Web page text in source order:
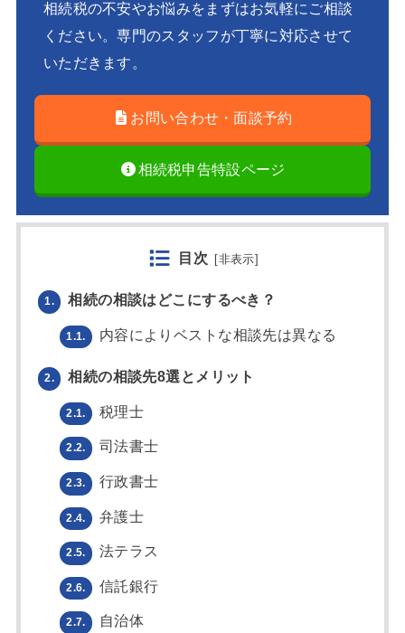
相続税の不安やお悩みをまずはお気軽にご相談
ください。専門のスタッフが丁寧に対応させて
いただきます。
お問い合わせ・面談予約
相続税申告特設ページ
目次 [非表示]
1. 相続の相談はどこにするべき？
1.1. 内容によりベストな相談先は異なる
2. 相続の相談先8選とメリット
2.1. 税理士
2.2. 司法書士
2.3. 行政書士
2.4. 弁護士
2.5. 法テラス
2.6. 信託銀行
2.7. 自治体